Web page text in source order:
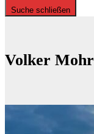
Suche schließen
Volker Mohr